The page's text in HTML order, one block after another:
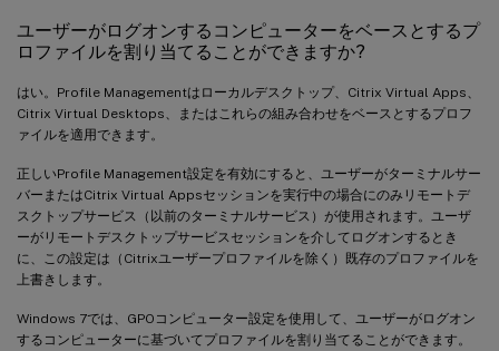
ユーザーがログオンするコンピューターをベースとするプ
ロファイルを割り当てることができますか?
はい。Profile Managementはローカルデスクトップ、Citrix Virtual Apps、
Citrix Virtual Desktops、またはこれらの組み合わせをベースとするプロフ
ァイルを適用できます。
正しいProfile Management設定を有効にすると、ユーザーがターミナルサー
バーまたはCitrix Virtual Appsセッションを実行中の場合にのみリモートデ
スクトップサービス（以前のターミナルサービス）が使用されます。ユーザ
ーがリモートデスクトップサービスセッションを介してログオンするとき
に、この設定は（Citrixユーザープロファイルを除く）既存のプロファイルを
上書きします。
Windows 7では、GPOコンピューター設定を使用して、ユーザーがログオン
するコンピューターに基づいてプロファイルを割り当てることができます。